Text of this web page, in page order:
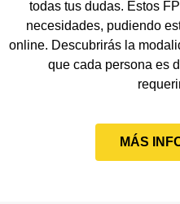
todas tus dudas. Estos
necesidades, pudiendo
online. Descubrirás la
que cada persona es
MÁS